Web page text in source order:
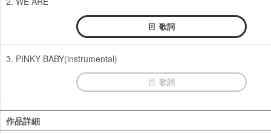
歌詞
3. PINKY BABY(instrumental)
歌詞
作品詳細